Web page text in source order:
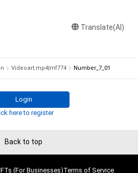
本アイテムに関する創作物にかかる
からの事前の同意なしに、上記の「本
ングを含みますが、これに限定されま
ません。
用をお断りさせていただきます。
い合わせ先
Translate(AI)
Videoart.mp4|mf774 Number_7_01
Login
here to register
Back to top
(For Businesses)Terms of Service